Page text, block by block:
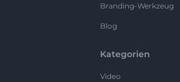
Branding-Werkzeug
Blog
Kategorien
Video